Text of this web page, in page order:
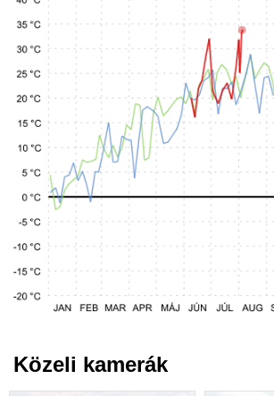
Közeli kamerák